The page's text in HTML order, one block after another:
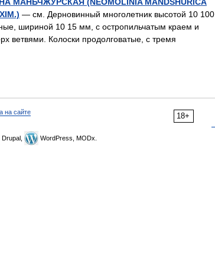
— см. Дерновинный многолетник высотой 10 100
шириной 10 15 мм, с остропильчатым краем и
ветвями. Колоски продолговатые, с тремя
18+
на сайте
Drupal, WordPress, MODx.